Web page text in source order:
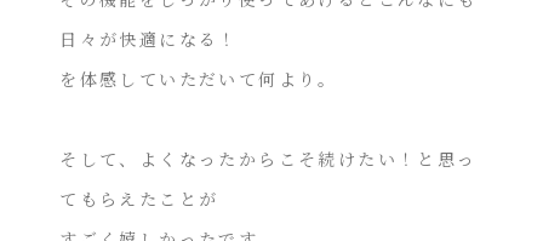
日々が快適になる！
を体感していただいて何より。
そして、よくなったからこそ続けたい！と思っ
てもらえたことが